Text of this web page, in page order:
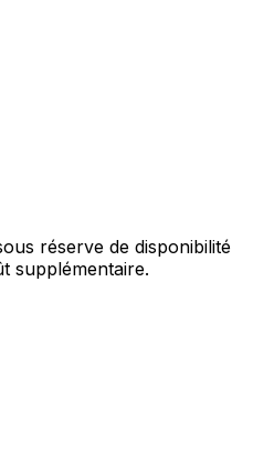
réserve de disponibilité
supplémentaire.